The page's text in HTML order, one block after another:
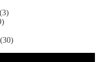
(3)
(30)